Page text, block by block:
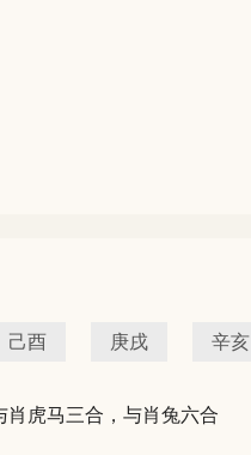
己酉 庚戌 辛亥
虎马三合，与肖兔六合